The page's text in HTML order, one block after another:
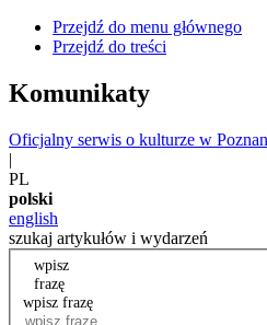
Przejdź do menu głównego
Przejdź do treści
Komunikaty
Oficjalny serwis o kulturze w
|
PL
polski
english
szukaj artykułów i wydarzeń
wpisz
frazę
wpisz frazę